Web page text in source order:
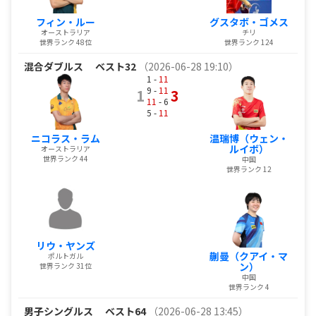
フィン・ルー
オーストラリア
世界ランク 48位
グスタボ・ゴメス
チリ
世界ランク 124
混合ダブルス ベスト32 （2026-06-28 19:10）
ニコラス・ラム
オーストラリア
世界ランク 44
リウ・ヤンズ
ポルトガル
世界ランク 31位
1
1 - 11
9 - 11
11 - 6
5 - 11
3
温瑞博（ウェン・
ルイボ）
中国
世界ランク 12
蒯曼（クアイ・マ
ン）
中国
世界ランク 4
男子シングルス ベスト64 （2026-06-28 13:45）